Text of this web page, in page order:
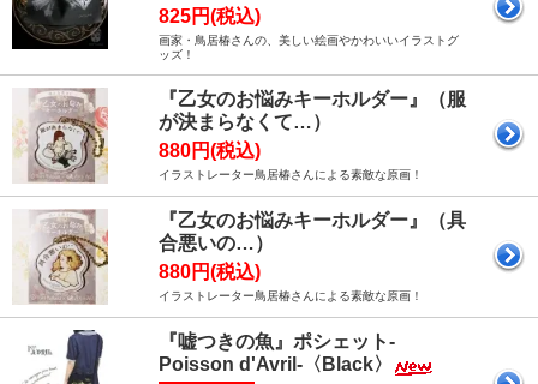
825円(税込)
画家・鳥居椿さんの、美しい絵画やかわいいイラストグ
ッズ！
『乙女のお悩みキーホルダー』（服
が決まらなくて…）
880円(税込)
イラストレーター鳥居椿さんによる素敵な原画！
『乙女のお悩みキーホルダー』（具
合悪いの…）
880円(税込)
イラストレーター鳥居椿さんによる素敵な原画！
『嘘つきの魚』ポシェット-
Poisson d'Avril-〈Black〉